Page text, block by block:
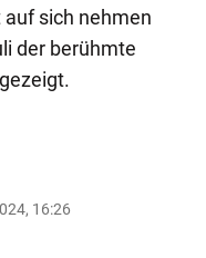
sich nehmen
der berühmte
16:26